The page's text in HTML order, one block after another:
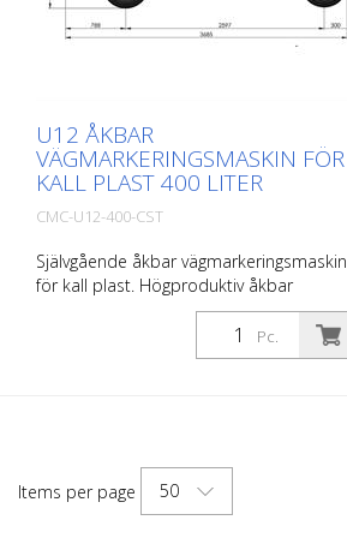
U12 ÅKBAR
VÄGMARKERINGSMASKIN FÖR
KALL PLAST 400 LITER
CMC-U12-400-CST
Självgående åkbar vägmarkeringsmaskin
för kall plast. Högproduktiv åkbar
vägmarkeringsmaskin för kall plast.
Beroende på utrustning kan platta linjer,
agglomerat eller räfflade markeringar
applicering! 30 cm-linjer är också möjliga
Pc.
Items per page 50